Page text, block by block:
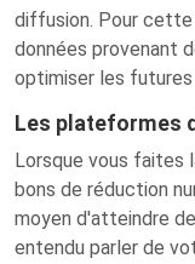
diffusion. Pour cette
données provenant
optimiser les
Les plateformes
Lorsque vous faites
bons de réduction
moyen d'atteindre
entendu parler de